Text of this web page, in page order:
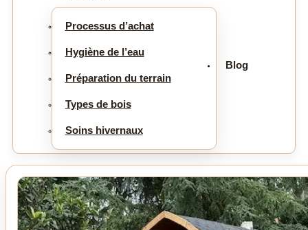
Processus d’achat
Hygiène de l’eau
Préparation du terrain
Types de bois
Soins hivernaux
Blog